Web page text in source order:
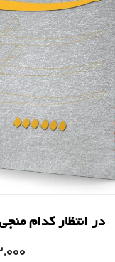
در انتظار کدام